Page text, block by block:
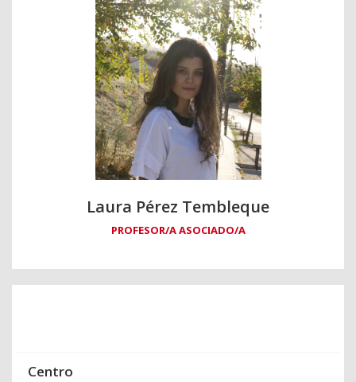
Laura Pérez Tembleque
PROFESOR/A ASOCIADO/A
Centro